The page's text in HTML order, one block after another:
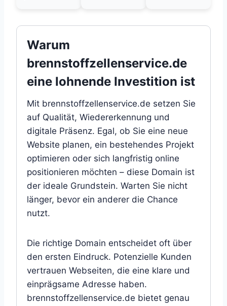
Warum
brennstoffzellenservice.de
eine lohnende Investition ist
Mit brennstoffzellenservice.de setzen Sie
auf Qualität, Wiedererkennung und
digitale Präsenz. Egal, ob Sie eine neue
Website planen, ein bestehendes Projekt
optimieren oder sich langfristig online
positionieren möchten – diese Domain ist
der ideale Grundstein. Warten Sie nicht
länger, bevor ein anderer die Chance
nutzt.
Die richtige Domain entscheidet oft über
den ersten Eindruck. Potenzielle Kunden
vertrauen Webseiten, die eine klare und
einprägsame Adresse haben.
brennstoffzellenservice.de bietet genau